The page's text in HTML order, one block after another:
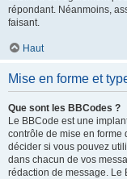
répondant. Néanmoins,
faisant.
Haut
Mise en forme et
Que sont les BBCodes ?
Le BBCode est une
contrôle de mise en forme
décider si vous pouvez
dans chacun de vos
rédaction de message. Le